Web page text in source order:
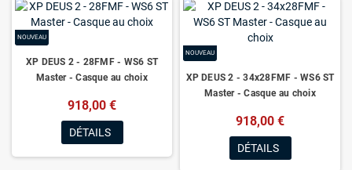
NOUVEAU
XP DEUS 2 - 28FMF - WS6 ST
Master - Casque au choix
918,00 €
DÉTAILS
NOUVEAU
XP DEUS 2 - 34x28FMF - WS6 ST
Master - Casque au choix
918,00 €
DÉTAILS